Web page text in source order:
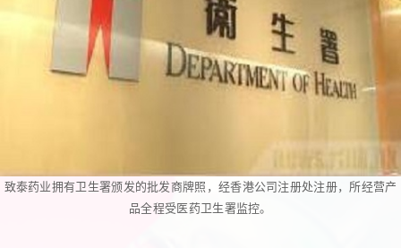
致泰药业拥有卫生署颁发的批发商牌照，经香港公司注册处注册，所经营产
品全程受医药卫生署监控。